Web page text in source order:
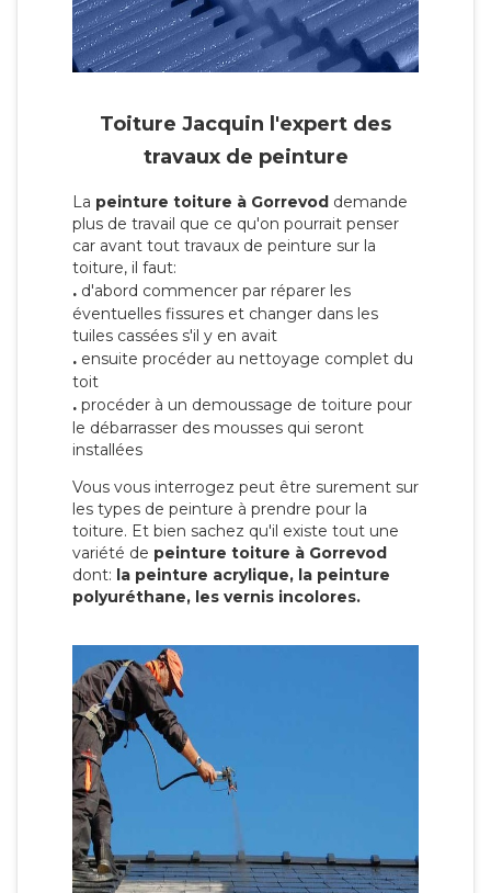
Toiture Jacquin l'expert des
travaux de peinture
La peinture toiture à Gorrevod demande
plus de travail que ce qu'on pourrait penser
car avant tout travaux de peinture sur la
toiture, il faut:
. d'abord commencer par réparer les
éventuelles fissures et changer dans les
tuiles cassées s'il y en avait
. ensuite procéder au nettoyage complet du
toit
. procéder à un demoussage de toiture pour
le débarrasser des mousses qui seront
installées
Vous vous interrogez peut être surement sur
les types de peinture à prendre pour la
toiture. Et bien sachez qu'il existe tout une
variété de peinture toiture à Gorrevod
dont: la peinture acrylique, la peinture
polyuréthane, les vernis incolores.